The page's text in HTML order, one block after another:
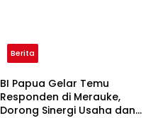
Berita
BI Papua Gelar Temu
Responden di Merauke,
Dorong Sinergi Usaha dan